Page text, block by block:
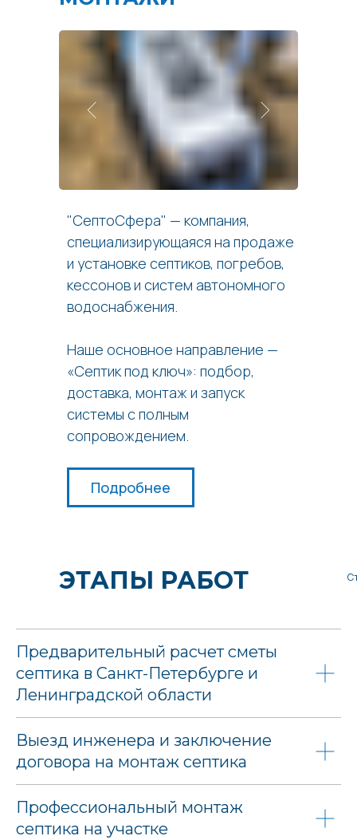
"СептоСфера" — компания,
специализирующаяся на продаже
и установке септиков, погребов,
кессонов и систем автономного
водоснабжения.
Наше основное направление —
«Септик под ключ»: подбор,
доставка, монтаж и запуск
системы с полным
сопровождением.
Подробнее
ЭТАПЫ РАБОТ
Предварительный расчет сметы
септика в Санкт-Петербурге и
Ленинградской области
Выезд инженера и заключение
договора на монтаж септика
Профессиональный монтаж
септика на участке